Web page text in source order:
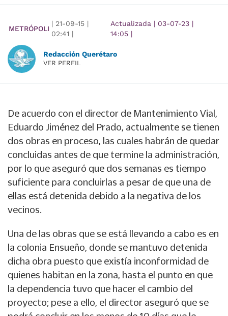
METRÓPOLI
| 21-09-15 |
02:41 |
Actualizada | 03-07-23 |
14:05 |
Redacción Querétaro
VER PERFIL
De acuerdo con el director de Mantenimiento Vial,
Eduardo Jiménez del Prado, actualmente se tienen
dos obras en proceso, las cuales habrán de quedar
concluidas antes de que termine la administración,
por lo que aseguró que dos semanas es tiempo
suficiente para concluirlas a pesar de que una de
ellas está detenida debido a la negativa de los
vecinos.
Una de las obras que se está llevando a cabo es en
la colonia Ensueño, donde se mantuvo detenida
dicha obra puesto que existía inconformidad de
quienes habitan en la zona, hasta el punto en que
la dependencia tuvo que hacer el cambio del
proyecto; pese a ello, el director aseguró que se